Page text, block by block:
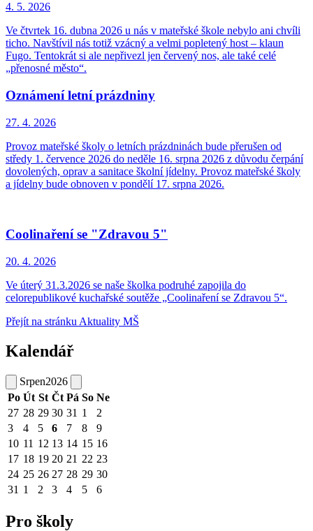
4. 5. 2026
Ve čtvrtek 16. dubna 2026 u nás v mateřské škole nebylo ani chvíli
ticho. Navštívil nás totiž vzácný a velmi popletený host – klaun
Fugo. Tentokrát si ale nepřivezl jen červený nos, ale také celé
„přenosné město“.
Oznámení letní prázdniny
27. 4. 2026
Provoz mateřské školy o letních prázdninách bude přerušen od
středy 1. července 2026 do neděle 16. srpna 2026 z důvodu čerpání
dovolených, oprav a sanitace školní jídelny. Provoz mateřské školy
a jídelny bude obnoven v pondělí 17. srpna 2026.
Coolinaření se "Zdravou 5"
20. 4. 2026
Ve úterý 31.3.2026 se naše školka podruhé zapojila do
celorepublikové kuchařské soutěže „Coolinaření se Zdravou 5“.
Přejít na stránku Aktuality MŠ
Kalendář
Srpen2026
Po Út St Čt Pá So Ne
27 28 29 30 31 1
2
3
4 5 6 7 8
9
10 11 12 13 14 15 16
17 18 19 20 21 22 23
24 25 26 27 28 29 30
31 1 2 3 4 5 6
Pro školy